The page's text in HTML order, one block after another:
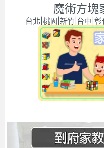
魔術方塊
台北|桃園|新竹|台中|